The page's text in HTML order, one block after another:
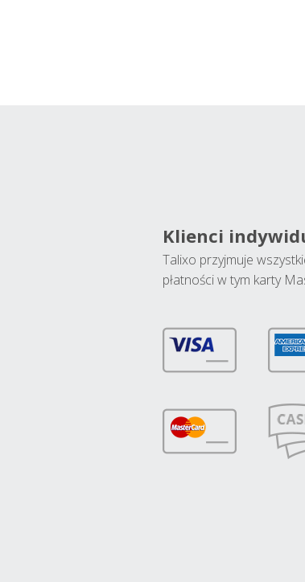
Klienci
Talixo przyjmuje
płatności w tym karty